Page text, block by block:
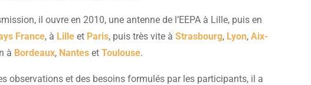
il ouvre en 2010, une antenne de l’EEPA à Lille, puis en
France, à Lille et Paris, puis très vite àStrasbourg, Lyon,Aix-
à Bordeaux, Nantes etToulouse.
observations et des besoins formulés par les participants, il a